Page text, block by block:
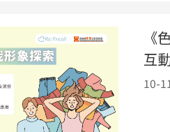
《
互
10-